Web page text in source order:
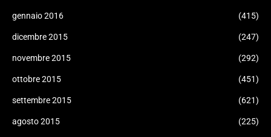
gennaio 2016 (415)
dicembre 2015 (247)
novembre 2015 (292)
ottobre 2015 (451)
settembre 2015 (621)
agosto 2015 (225)